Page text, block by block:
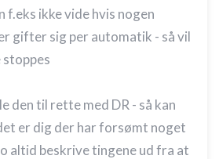
f.eks ikke vide hvis nogen
gifter sig per automatik - så vil
stoppes
den til rette med DR - så kan
er dig der har forsømt noget
altid beskrive tingene ud fra at